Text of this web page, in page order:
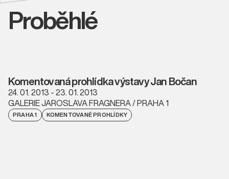
Proběhlé
Komentovaná prohlídka výstavy Jan Bočan
24. 01. 2013 - 23. 01. 2013
GALERIE JAROSLAVA FRAGNERA / PRAHA 1
PRAHA 1 KOMENTOVANÉ PROHLÍDKY